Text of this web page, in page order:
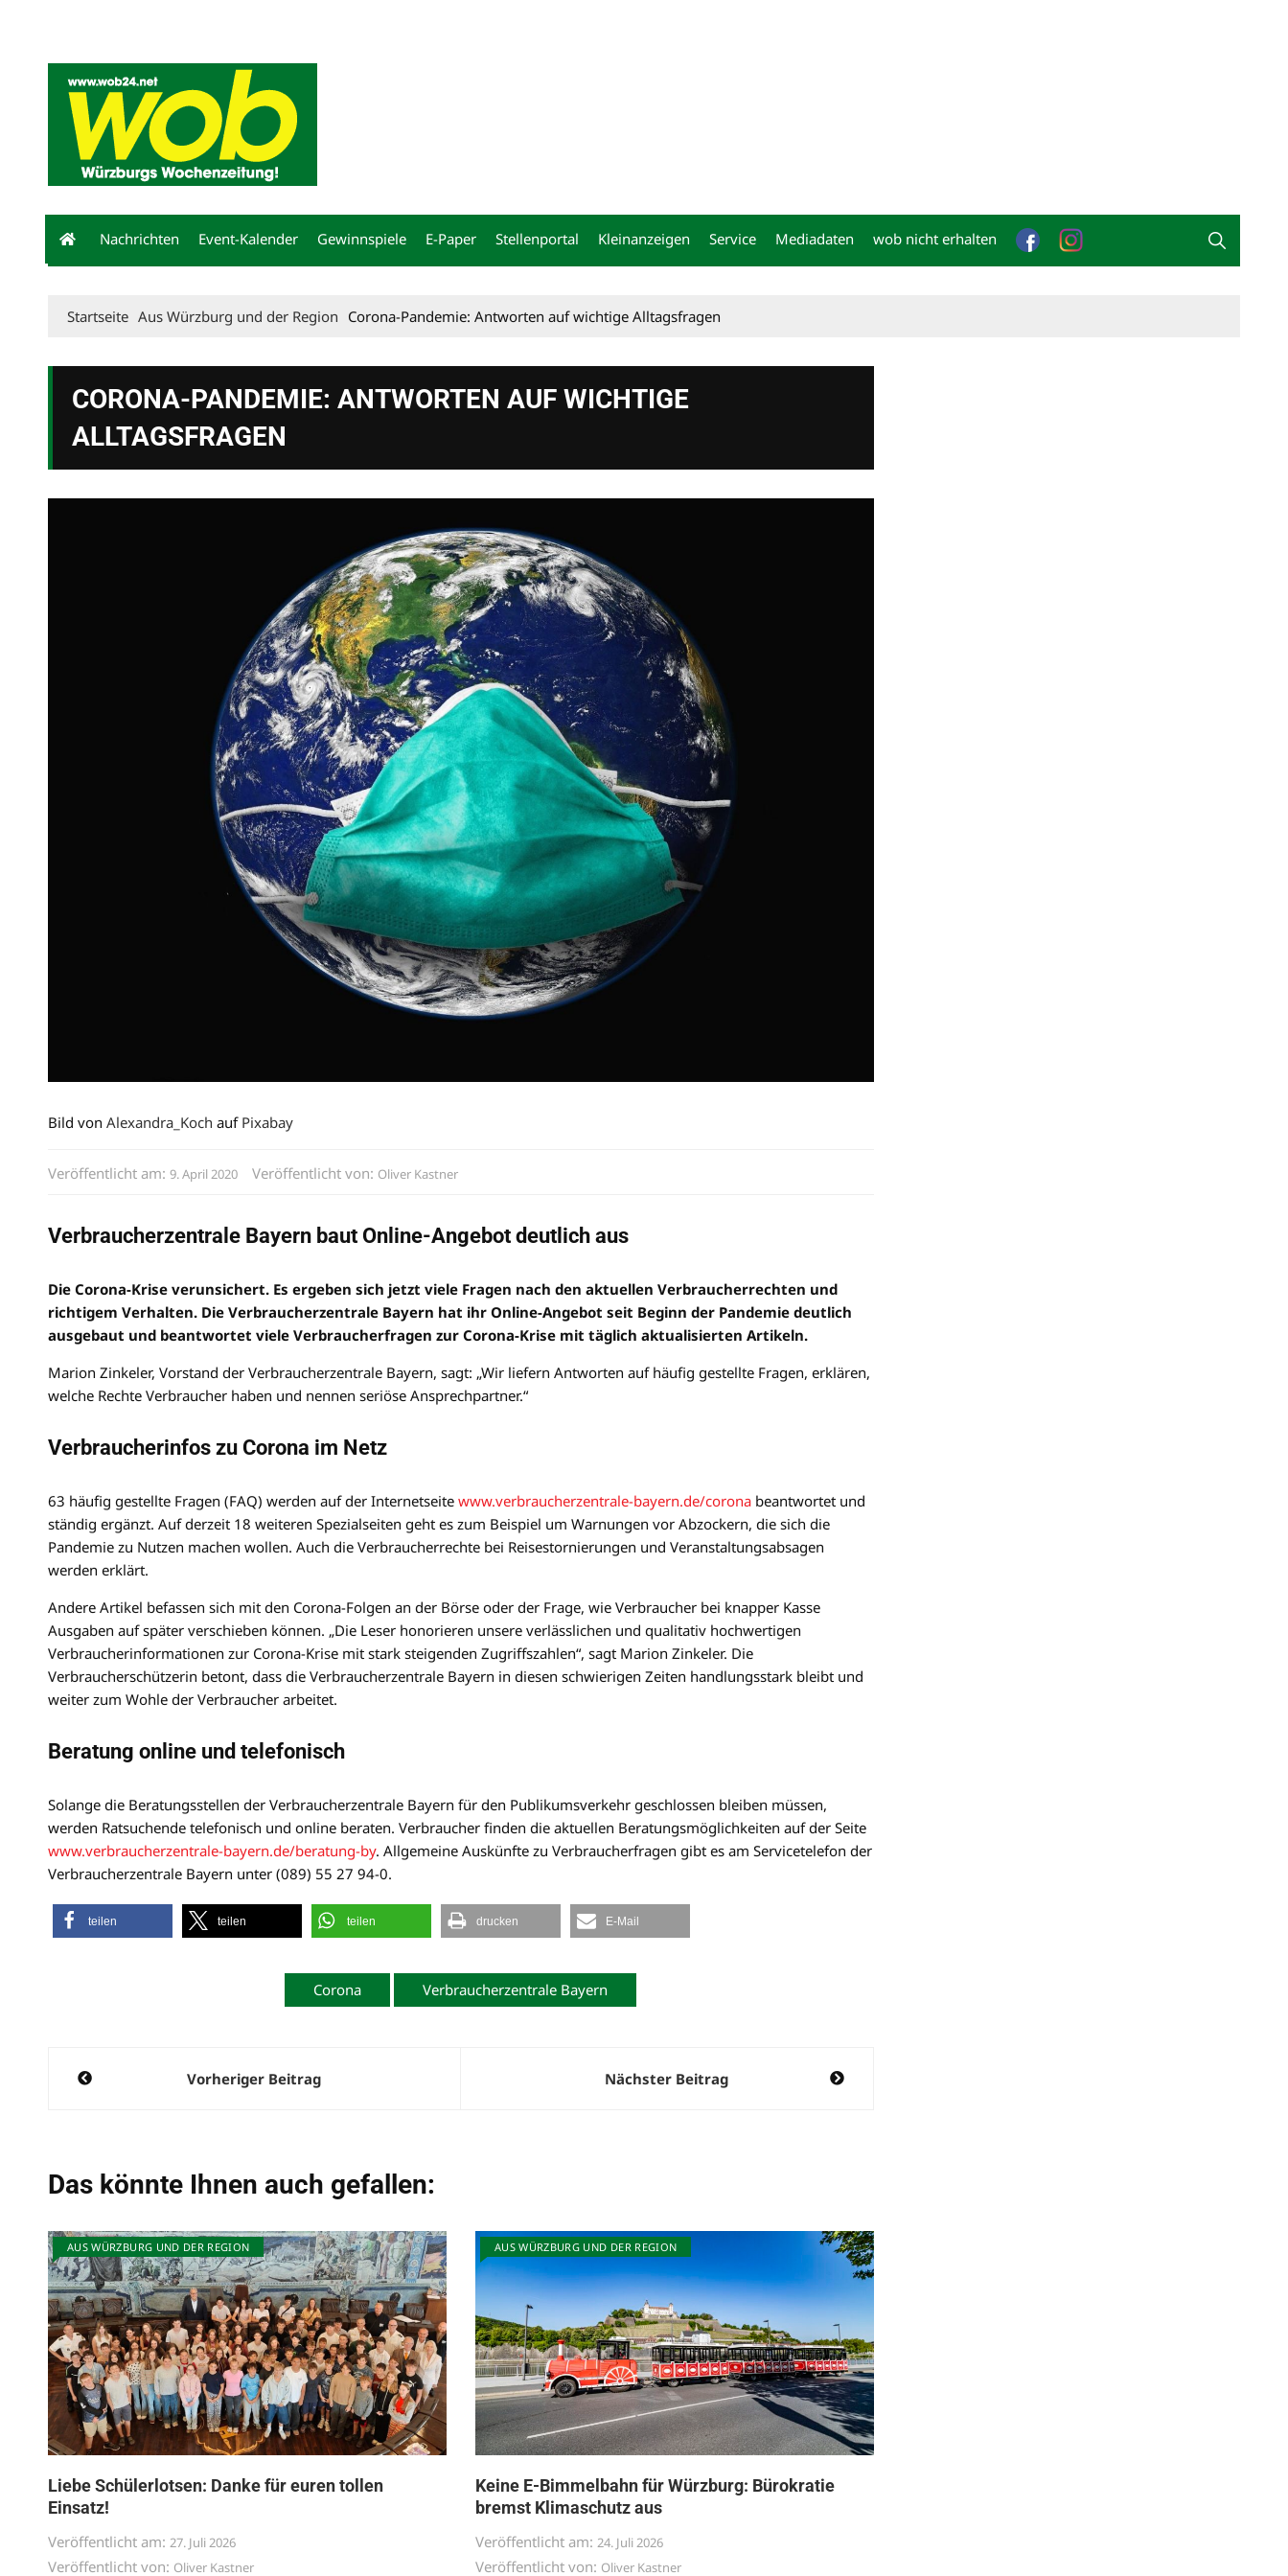
Nachrichten Event-Kalender Gewinnspiele E-Paper Stellenportal Kleinanzeigen Service Mediadaten wob nicht erhalten
Startseite Aus Würzburg und der Region Corona-Pandemie: Antworten auf wichtige Alltagsfragen
CORONA-PANDEMIE: ANTWORTEN AUF WICHTIGE
ALLTAGSFRAGEN
Bild von Alexandra_Koch auf Pixabay
Veröffentlicht am: 9. April 2020 Veröffentlicht von: Oliver Kastner
Verbraucherzentrale Bayern baut Online-Angebot deutlich aus
Die Corona-Krise verunsichert. Es ergeben sich jetzt viele Fragen nach den aktuellen Verbraucherrechten und
richtigem Verhalten. Die Verbraucherzentrale Bayern hat ihr Online-Angebot seit Beginn der Pandemie deutlich
ausgebaut und beantwortet viele Verbraucherfragen zur Corona-Krise mit täglich aktualisierten Artikeln.
Marion Zinkeler, Vorstand der Verbraucherzentrale Bayern, sagt: „Wir liefern Antworten auf häufig gestellte Fragen, erklären,
welche Rechte Verbraucher haben und nennen seriöse Ansprechpartner.“
Verbraucherinfos zu Corona im Netz
63 häufig gestellte Fragen (FAQ) werden auf der Internetseite www.verbraucherzentrale-bayern.de/corona beantwortet und
ständig ergänzt. Auf derzeit 18 weiteren Spezialseiten geht es zum Beispiel um Warnungen vor Abzockern, die sich die
Pandemie zu Nutzen machen wollen. Auch die Verbraucherrechte bei Reisestornierungen und Veranstaltungsabsagen
werden erklärt.
Andere Artikel befassen sich mit den Corona-Folgen an der Börse oder der Frage, wie Verbraucher bei knapper Kasse
Ausgaben auf später verschieben können. „Die Leser honorieren unsere verlässlichen und qualitativ hochwertigen
Verbraucherinformationen zur Corona-Krise mit stark steigenden Zugriffszahlen“, sagt Marion Zinkeler. Die
Verbraucherschützerin betont, dass die Verbraucherzentrale Bayern in diesen schwierigen Zeiten handlungsstark bleibt und
weiter zum Wohle der Verbraucher arbeitet.
Beratung online und telefonisch
Solange die Beratungsstellen der Verbraucherzentrale Bayern für den Publikumsverkehr geschlossen bleiben müssen,
werden Ratsuchende telefonisch und online beraten. Verbraucher finden die aktuellen Beratungsmöglichkeiten auf der Seite
www.verbraucherzentrale-bayern.de/beratung-by. Allgemeine Auskünfte zu Verbraucherfragen gibt es am Servicetelefon der
Verbraucherzentrale Bayern unter (089) 55 27 94-0.
teilen teilen teilen drucken E-Mail
Corona Verbraucherzentrale Bayern
Beitragsnavigation
Vorheriger Beitrag Nächster Beitrag
Das könnte Ihnen auch gefallen:
AUS WÜRZBURG UND DER REGION
Liebe Schülerlotsen: Danke für euren tollen
Einsatz!
Veröffentlicht am: 27. Juli 2026
Veröffentlicht von: Oliver Kastner
AUS WÜRZBURG UND DER REGION
Keine E-Bimmelbahn für Würzburg: Bürokratie
bremst Klimaschutz aus
Veröffentlicht am: 24. Juli 2026
Veröffentlicht von: Oliver Kastner